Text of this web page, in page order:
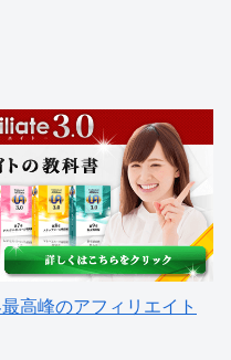
高峰のアフィリエイト